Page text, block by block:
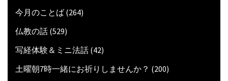
今月のことば (264)
仏教の話 (529)
写経体験＆ミニ法話 (42)
土曜朝7時一緒にお祈りしませんか？ (200)